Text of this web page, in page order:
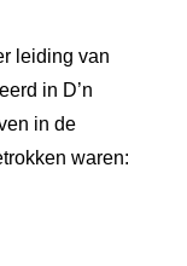
leiding van
in D’n
in de
waren: